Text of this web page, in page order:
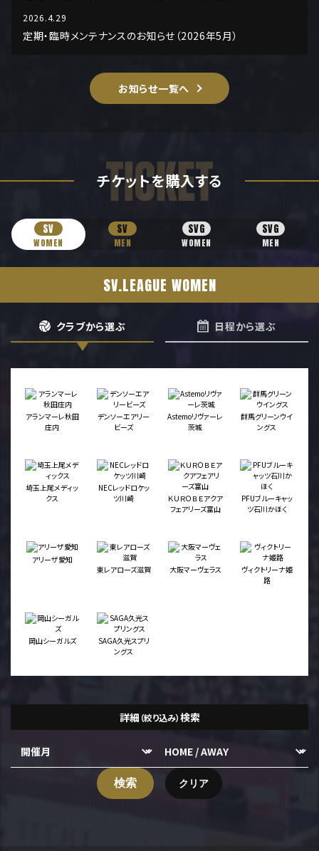
2026.4.29
定期・臨時メンテナンスのお知らせ（2026年5月）
お知らせ一覧へ
チケットを購入する
SV
WOMEN
SV
MEN
SVG
WOMEN
SVG
MEN
SV.LEAGUE WOMEN
クラブから選ぶ 日程から選ぶ
アランマーレ秋田
庄内
デンソーエアリー
ビーズ
Astemoリヴァーレ
茨城
群馬グリーンウイ
ングス
埼玉上尾メディッ
クス
NECレッドロケッ
ツ川崎
ＫＵＲＯＢＥアクア
フェアリーズ富山
PFUブルーキャッ
ツ石川かほく
アリーザ愛知
東レアローズ滋賀
大阪マーヴェラス
ヴィクトリーナ姫
路
岡山シーガルズ
SAGA久光スプリ
ングス
詳細 （絞り込み）検索
検索 クリア